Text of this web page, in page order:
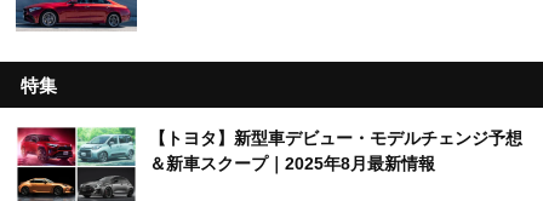
特集
【トヨタ】新型車デビュー・モデルチェンジ予想
＆新車スクープ｜2025年8月最新情報